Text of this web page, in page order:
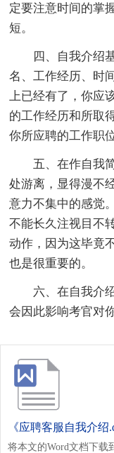
定要注意时间的掌
短。
四、自我介绍
名、工作经历、时
上已经有了，你应
的工作经历和所取
你所应聘的工作职位
五、在作自我
处游离，显得漫不
意力不集中的感觉
不能长久注视目不
动作，因为这毕竟
也是很重要的。
六、在自我介
会因此影响考官对
《应聘客服自我介绍
将本文的Word文档下载